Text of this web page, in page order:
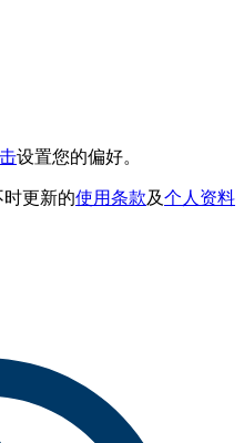
设置您的偏好。
更新的使用条款及个人资料